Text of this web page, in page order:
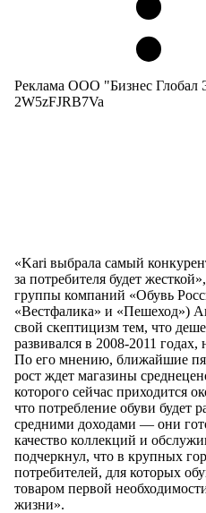
Реклама ООО "Бизнес
2W5zFJRB7Va
«Kari выбрала самый
за потребителя будет
группы компаний «Обувь
«Вестфалика» и «Пешеход»)
свой скептицизм тем, что
развивался в 2008-2011 годах,
По его мнению, ближайшие
рост ждет магазины
которого сейчас приходится
что потребление обуви будет
средними доходами — они
качество коллекций и
подчеркнул, что в крупных
потребителей, для которых
товаром первой
жизни».